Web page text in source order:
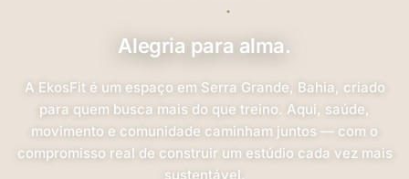
·
Alegria para alma.
A EkosFit é um espaço em Serra Grande, Bahia, criado
para quem busca mais do que treino. Aqui, saúde,
movimento e comunidade caminham juntos — com o
compromisso real de construir um estúdio cada vez mais
sustentável.